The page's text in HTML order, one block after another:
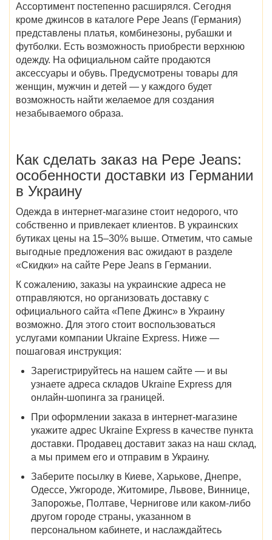
Ассортимент постепенно расширялся. Сегодня
кроме джинсов в каталоге Pepe Jeans (Германия)
представлены платья, комбинезоны, рубашки и
футболки. Есть возможность приобрести верхнюю
одежду. На официальном сайте продаются
аксессуары и обувь. Предусмотрены товары для
женщин, мужчин и детей — у каждого будет
возможность найти желаемое для создания
незабываемого образа.
Как сделать заказ на Pepe Jeans:
особенности доставки из Германии
в Украину
Одежда в интернет-магазине стоит недорого, что
собственно и привлекает клиентов. В украинских
бутиках цены на 15–30% выше. Отметим, что самые
выгодные предложения вас ожидают в разделе
«Скидки» на сайте Pepe Jeans в Германии.
К сожалению, заказы на украинские адреса не
отправляются, но организовать доставку с
официального сайта «Пепе Джинс» в Украину
возможно. Для этого стоит воспользоваться
услугами компании Ukraine Express. Ниже —
пошаговая инструкция:
Зарегистрируйтесь на нашем сайте — и вы
узнаете адреса складов Ukraine Express для
онлайн-шопинга за границей.
При оформлении заказа в интернет-магазине
укажите адрес Ukraine Express в качестве пункта
доставки. Продавец доставит заказ на наш склад,
а мы примем его и отправим в Украину.
Заберите посылку в Киеве, Харькове, Днепре,
Одессе, Ужгороде, Житомире, Львове, Виннице,
Запорожье, Полтаве, Чернигове или каком-либо
другом городе страны, указанном в
персональном кабинете, и наслаждайтесь